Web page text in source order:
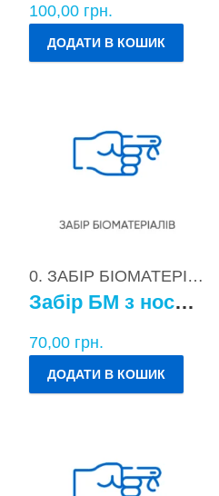
100,00 грн.
ДОДАТИ В КОШИК
0. ЗАБІР БІОМАТЕРІАЛІВ
Забір БМ з носоглотки
70,00 грн.
ДОДАТИ В КОШИК